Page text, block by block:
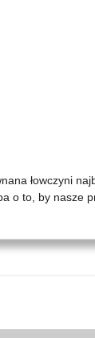
łowczyni
o to, by nasze